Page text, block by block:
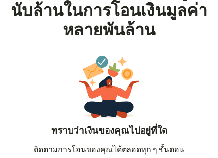
นับล้านในการโอนเงินมูลค่า
หลายพันล้าน
ทราบว่าเงินของคุณไปอยู่ที่ใด
ติดตามการโอนของคุณได้ตลอดทุก ๆ ขั้นตอน